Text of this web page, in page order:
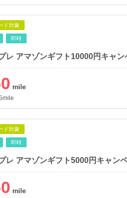
ド対象
即時
ド対象
即時